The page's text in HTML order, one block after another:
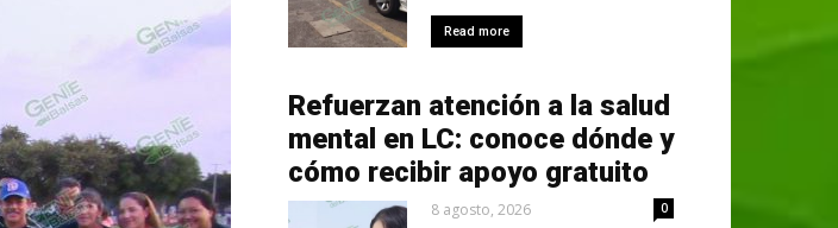
Read more
Refuerzan atención a la salud
mental en LC: conoce dónde y
cómo recibir apoyo gratuito
8 agosto, 2026 0